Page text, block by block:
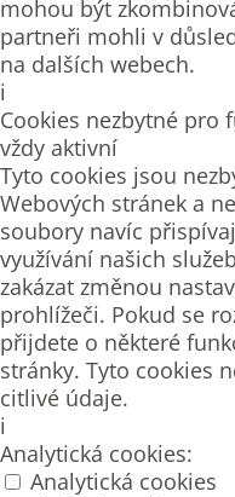
mohou být
partneři mohli v
na dalších webech.
i
Cookies nezbytné pro
vždy aktivní
Tyto cookies jsou
Webových stránek a
soubory navíc
využívání našich
zakázat změnou
prohlížeči. Pokud se
přijdete o některé
stránky. Tyto cookies
citlivé údaje.
i
Analytická cookies:
Analytická cookies